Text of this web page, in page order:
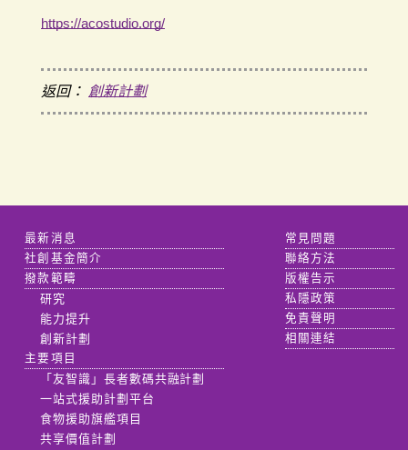
https://acostudio.org/
返回： 創新計劃
最新消息
社創基金簡介
撥款範疇
研究
能力提升
創新計劃
主要項目
「友智識」長者數碼共融計劃
一站式援助計劃平台
食物援助旗艦項目
共享價值計劃
常見問題
聯絡方法
版權告示
私隱政策
免責聲明
相關連結